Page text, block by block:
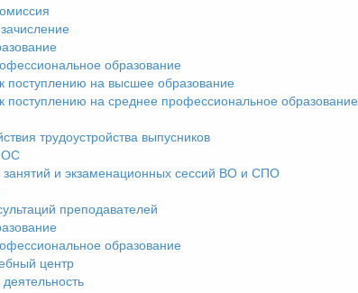
образование
поступлению на высшее образование
поступлению на среднее профессиональное образование
трудоустройства выпусников
занятий и экзаменационных сессий ВО и СПО
преподавателей
образование
центр